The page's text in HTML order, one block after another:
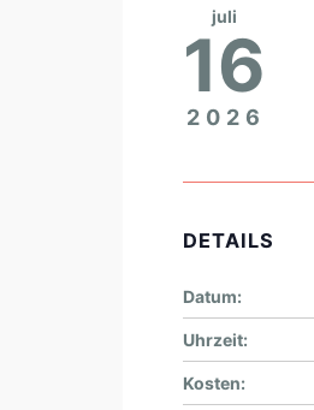
juli
16
2026
DETAILS
Datum:
Uhrzeit:
Kosten: